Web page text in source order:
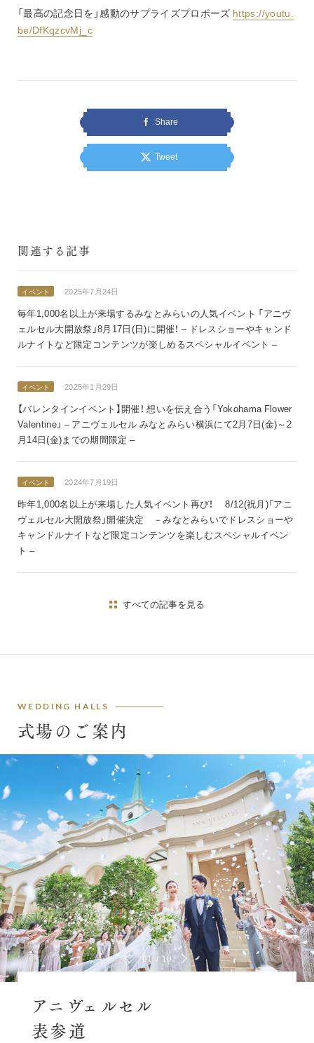
「最高の記念日を」感動のサプライズプロポーズ https://youtu.
be/DfKqzcvMj_c
Share
Tweet
関連する記事
イベント 2025年7月24日
毎年1,000名以上が来場するみなとみらいの人気イベント 「アニヴ
ェルセル大開放祭」8月17日(日)に開催！ – ドレスショーやキャンド
ルナイトなど限定コンテンツが楽しめるスペシャルイベント –
イベント 2025年1月29日
【バレンタインイベント】開催！ 想いを伝え合う「Yokohama Flower
Valentine」 – アニヴェルセル みなとみらい横浜にて2月7日(金)～2
月14日(金)までの期間限定 –
イベント 2024年7月19日
昨年1,000名以上が来場した人気イベント再び！ 8/12(祝月)「アニ
ヴェルセル大開放祭」開催決定 －みなとみらいでドレスショーや
キャンドルナイトなど限定コンテンツを楽しむスペシャルイベン
ト –
すべての記事を見る
WEDDING HALLS
式場のご案内
01 10
アニヴェルセル
表参道